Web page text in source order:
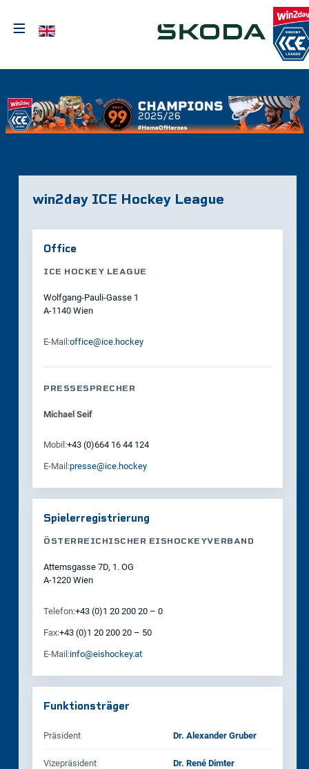
≡ Sprache auswählen
win2day ICE Hockey League
Office
ICE HOCKEY LEAGUE
Wolfgang-Pauli-Gasse 1
A-1140 Wien
E‑Mail:office@ice.hockey
PRESSESPRECHER
Michael Seif
Mobil:+43 (0)664 16 44 124
E‑Mail:presse@ice.hockey
Spielerregistrierung
ÖSTERREICHISCHER EISHOCKEYVERBAND
Attemsgasse 7D, 1. OG
A-1220 Wien
Telefon:+43 (0)1 20 200 20 – 0
Fax:+43 (0)1 20 200 20 – 50
E‑Mail:info@eishockey.at
Funktionsträger
Präsident Dr. Alexander Gruber
Vizepräsident Dr. René Dimter